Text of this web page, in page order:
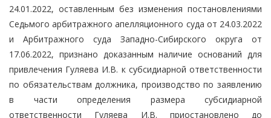
24.01.2022, оставленным без изменения постановлениями
Седьмого арбитражного апелляционного суда от 24.03.2022
и Арбитражного суда Западно-Сибирского округа от
17.06.2022, признано доказанным наличие оснований для
привлечения Гуляева И.В. к субсидиарной ответственности
по обязательствам должника, производство по заявлению
в части определения размера субсидиарной
ответственности Гуляева И.В. приостановлено до